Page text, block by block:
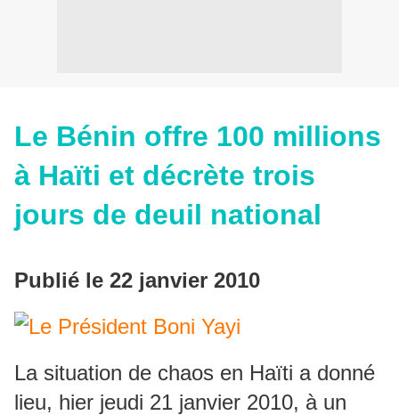
Le Bénin offre 100 millions
à Haïti et décrète trois
jours de deuil national
Publié le 22 janvier 2010
La situation de chaos en Haïti a donné
lieu, hier jeudi 21 janvier 2010, à un